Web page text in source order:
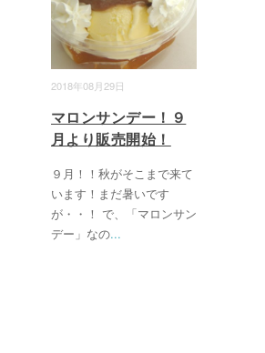
2018年08月29日
マロンサンデー！９
月より販売開始！
９月！！秋がそこまで来て
います！まだ暑いです
が・・！ で、「マロンサン
デー」なの...